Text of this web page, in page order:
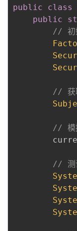
public class
public
// 初
// 获
// 模
// 测